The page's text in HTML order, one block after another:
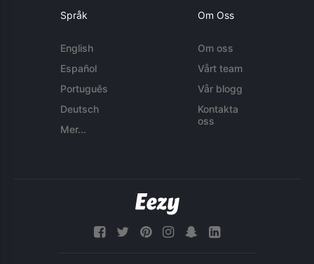
Språk
English
Español
Português
Deutsch
Mer...
Om Oss
Om oss
Vårt team
Vår blogg
Kontakta
oss